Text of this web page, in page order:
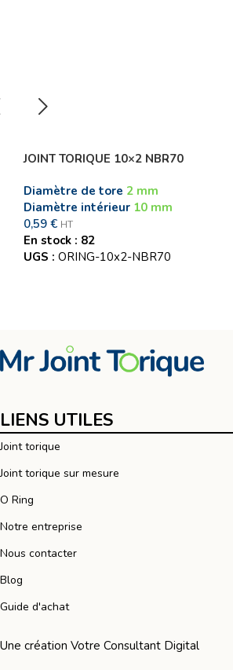
JOINT TORIQUE 10×2 NBR70
Diamètre de tore 2 mm
Diamètre intérieur 10 mm
0,59 € HT
En stock : 82
UGS : ORING-10x2-NBR70
LIENS UTILES
Joint torique
Joint torique sur mesure
O Ring
Notre entreprise
Nous contacter
Blog
Guide d'achat
Une création Votre Consultant Digital